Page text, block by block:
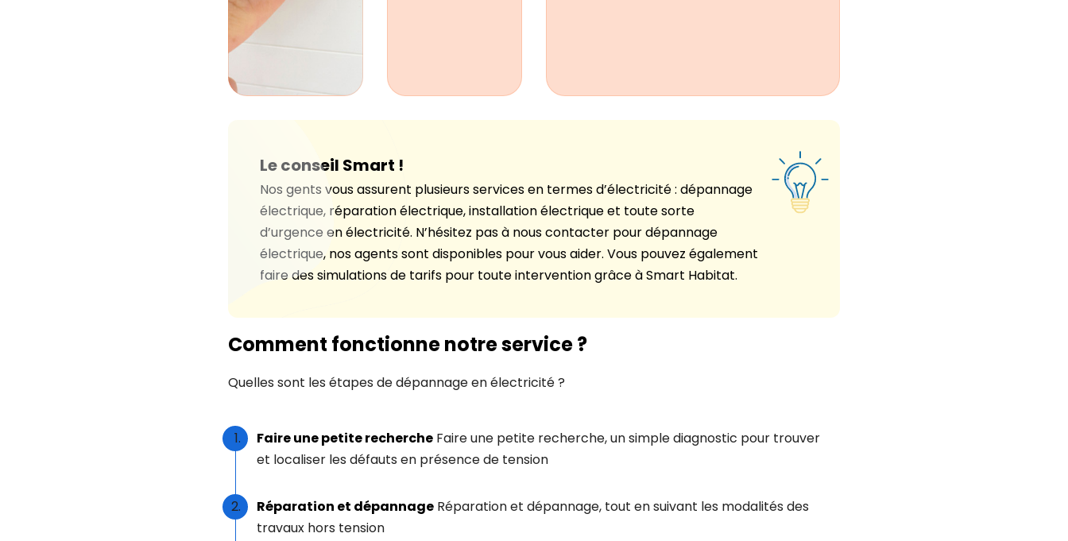
Le conseil Smart !
Nos gents vous assurent plusieurs services en termes d’électricité : dépannage
électrique, réparation électrique, installation électrique et toute sorte
d’urgence en électricité. N’hésitez pas à nous contacter pour dépannage
électrique, nos agents sont disponibles pour vous aider. Vous pouvez également
faire des simulations de tarifs pour toute intervention grâce à Smart Habitat.
Comment fonctionne notre service ?
Quelles sont les étapes de dépannage en électricité ?
Faire une petite recherche Faire une petite recherche, un simple diagnostic pour trouver
et localiser les défauts en présence de tension
Réparation et dépannage Réparation et dépannage, tout en suivant les modalités des
travaux hors tension